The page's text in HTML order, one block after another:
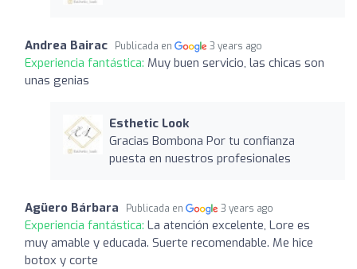
Andrea Bairac Publicada en 3 years ago
Experiencia fantástica: Muy buen servicio, las chicas son
unas genias
Esthetic Look
Gracias Bombona Por tu confianza
puesta en nuestros profesionales
Agüero Bárbara Publicada en 3 years ago
Experiencia fantástica: La atención excelente, Lore es
muy amable y educada. Suerte recomendable. Me hice
botox y corte